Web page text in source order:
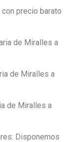
precio barato
de Miralles a
de Miralles a
de Miralles a
Disponemos